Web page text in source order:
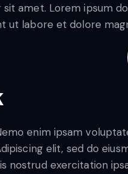
amet. Lorem ipsum
ut labore et dolore
enim ipsam
elit, sed do
nostrud exercitation